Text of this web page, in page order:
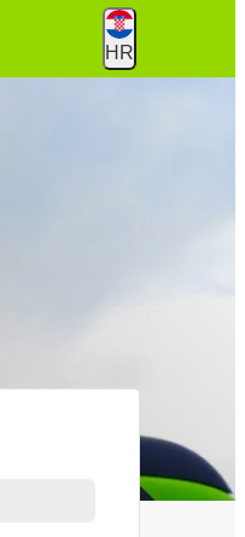
HR